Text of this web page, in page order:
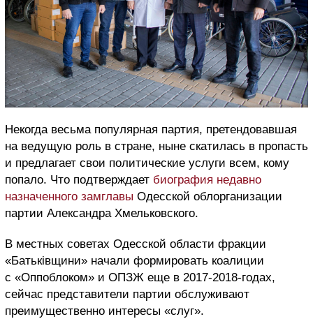
Некогда весьма популярная партия, претендовавшая
на ведущую роль в стране, ныне скатилась в пропасть
и предлагает свои политические услуги всем, кому
попало. Что подтверждает биография недавно
назначенного замглавы Одесской облорганизации
партии Александра Хмельковского.
В местных советах Одесской области фракции
«Батьківщини» начали формировать коалиции
с «Оппоблоком» и ОПЗЖ еще в 2017-2018-годах,
сейчас представители партии обслуживают
преимущественно интересы «слуг».